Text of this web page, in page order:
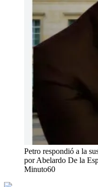
Petro respondió a la
por Abelardo De la
Minuto60